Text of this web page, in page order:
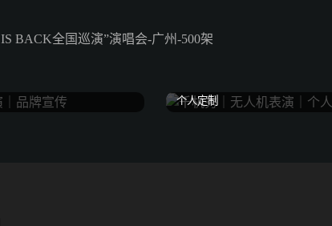
IS BACK全国巡演”演唱会-广州-500架
个人定制